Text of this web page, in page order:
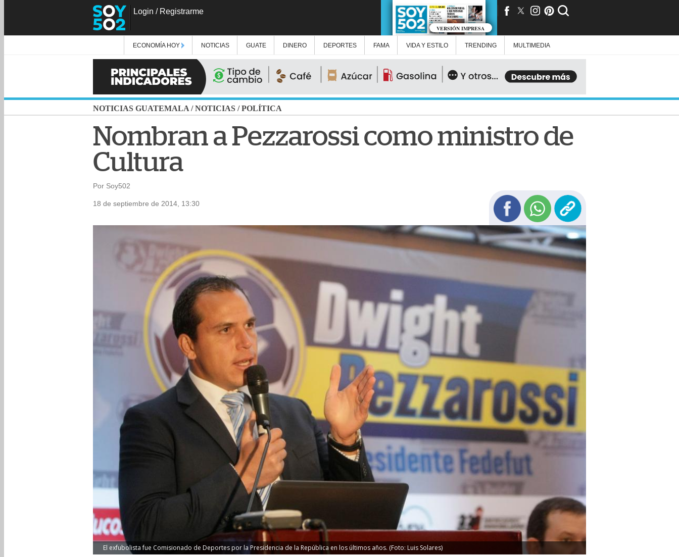
Login / Registrarme
VERSIÓN IMPRESA
ECONOMÍA HOY NOTICIAS GUATE DINERO DEPORTES FAMA VIDA Y ESTILO TRENDING MULTIMEDIA
NOTICIAS GUATEMALA /NOTICIAS /POLÍTICA
Nombran a Pezzarossi como ministro de
Cultura
Por Soy502
18 de septiembre de 2014, 13:30
El exfubolista fue Comisionado de Deportes por la Presidencia de la República en los últimos años. (Foto: Luis Solares)